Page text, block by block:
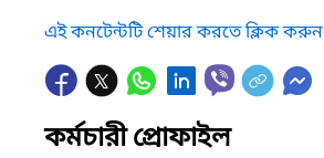
এই কনটেন্টটি শেয়ার করতে ক্লিক করুন
কর্মচারী প্রোফাইল